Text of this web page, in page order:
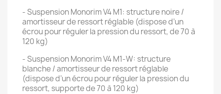
- Suspension Monorim V4 M1: structure noire /
amortisseur de ressort réglable (dispose d’un
écrou pour réguler la pression du ressort, de 70 à
120 kg)
- Suspension Monorim V4 M1-W: structure
blanche / amortisseur de ressort réglable
(dispose d’un écrou pour réguler la pression du
ressort, supporte de 70 à 120 kg)